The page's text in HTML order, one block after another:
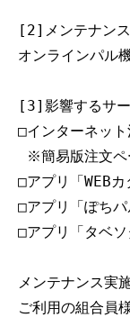
[ 2]メンテナンス
オンラインパル
[ 3]影響するサ
□インターネッ
※簡易版注文ペ
□アプリ「WEBカ
□アプリ「ぽちパ
□アプリ「タベソ
メンテナンス実
ご利用の組合員